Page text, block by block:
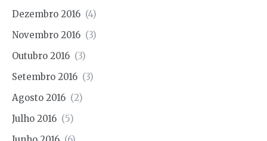
Dezembro 2016 (4)
Novembro 2016 (3)
Outubro 2016 (3)
Setembro 2016 (3)
Agosto 2016 (2)
Julho 2016 (5)